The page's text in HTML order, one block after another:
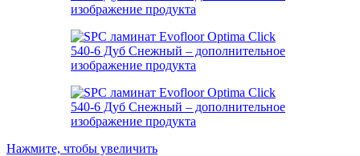
Нажмите, чтобы увеличить